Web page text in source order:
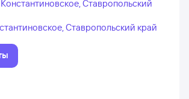
Ставропольский
Ставропольский край